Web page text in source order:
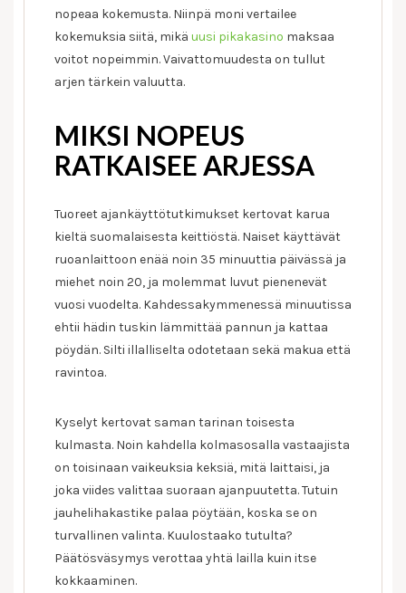
suomalaiset
arvostavat
vaivattomuutta
nopeaa kokemusta. Niinpä moni vertailee
kokemuksia siitä, mikä uusi pikakasino maksaa
voitot nopeimmin. Vaivattomuudesta on tullut
arjen tärkein valuutta.
MIKSI NOPEUS
RATKAISEE ARJESSA
Tuoreet ajankäyttötutkimukset kertovat karua
kieltä suomalaisesta keittiöstä. Naiset käyttävät
ruoanlaittoon enää noin 35 minuuttia päivässä ja
miehet noin 20, ja molemmat luvut pienenevät
vuosi vuodelta. Kahdessakymmenessä minuutissa
ehtii hädin tuskin lämmittää pannun ja kattaa
pöydän. Silti illalliselta odotetaan sekä makua että
ravintoa.
Kyselyt kertovat saman tarinan toisesta
kulmasta. Noin kahdella kolmasosalla vastaajista
on toisinaan vaikeuksia keksiä, mitä laittaisi, ja
joka viides valittaa suoraan ajanpuutetta. Tutuin
jauhelihakastike palaa pöytään, koska se on
turvallinen valinta. Kuulostaako tutulta?
Päätösväsymys verottaa yhtä lailla kuin itse
kokkaaminen.